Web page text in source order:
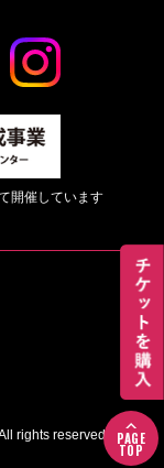
PAGE
TOP
開催しています
rights reserved.